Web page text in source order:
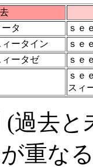
タ
ｓ
ータイン
ｓｅ
ータゼ ｓｅ
ｓｅ
スィ
(過去
重な